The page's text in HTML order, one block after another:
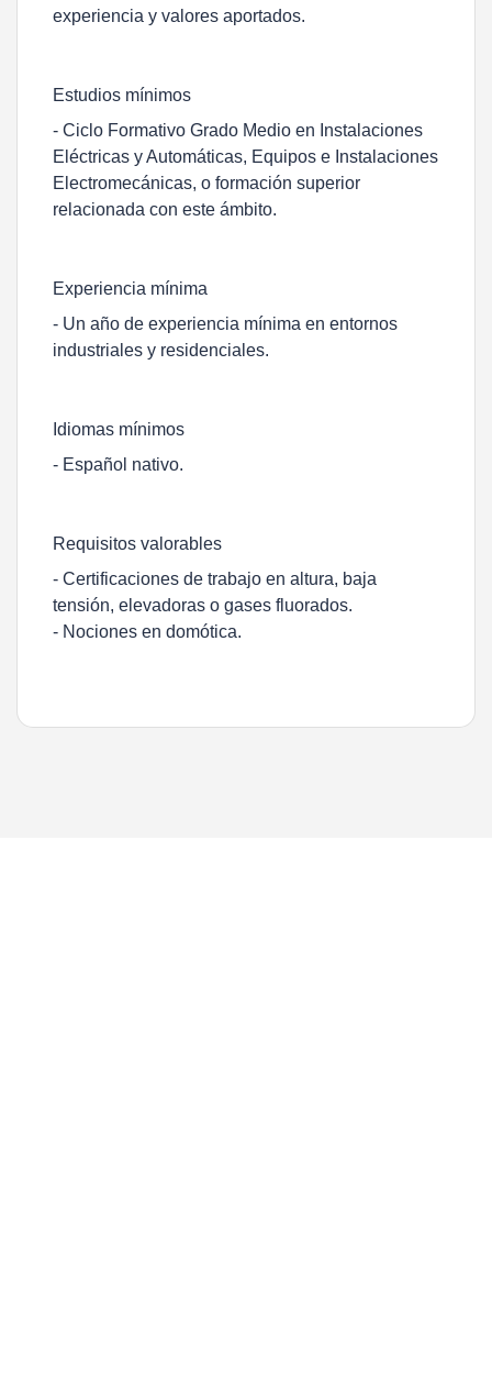
experiencia y valores aportados.
Estudios mínimos
- Ciclo Formativo Grado Medio en Instalaciones
Eléctricas y Automáticas, Equipos e Instalaciones
Electromecánicas, o formación superior
relacionada con este ámbito.
Experiencia mínima
- Un año de experiencia mínima en entornos
industriales y residenciales.
Idiomas mínimos
- Español nativo.
Requisitos valorables
- Certificaciones de trabajo en altura, baja
tensión, elevadoras o gases fluorados.
- Nociones en domótica.